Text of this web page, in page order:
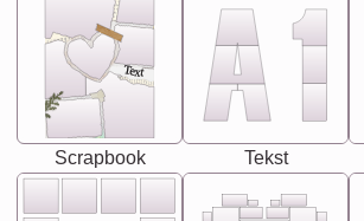
Text
Scrapbook Tekst